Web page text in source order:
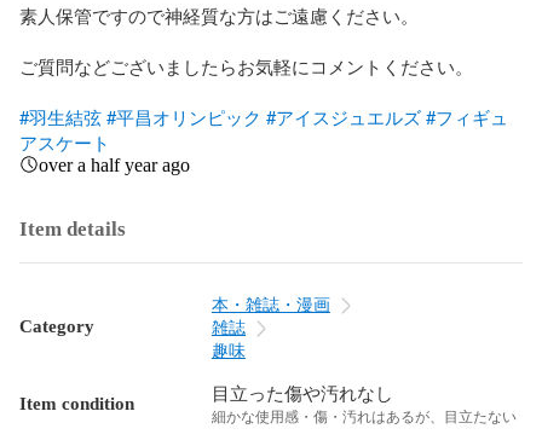
素人保管ですので神経質な方はご遠慮ください。
ご質問などございましたらお気軽にコメントください。
#羽生結弦#平昌オリンピック #アイスジュエルズ#フィギュ
アスケート
over a half year ago
Item details
Category
本・雑誌・漫画
雑誌
趣味
Item condition 目立った傷や汚れなし
細かな使用感・傷・汚れはあるが、目立たない